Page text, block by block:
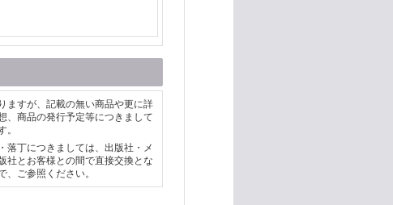
ますが、記載の無い商品や更に詳
、商品の発行予定等につきまして
。
落丁につきましては、出版社・メ
社とお客様との間で直接交換とな
ご参照ください。